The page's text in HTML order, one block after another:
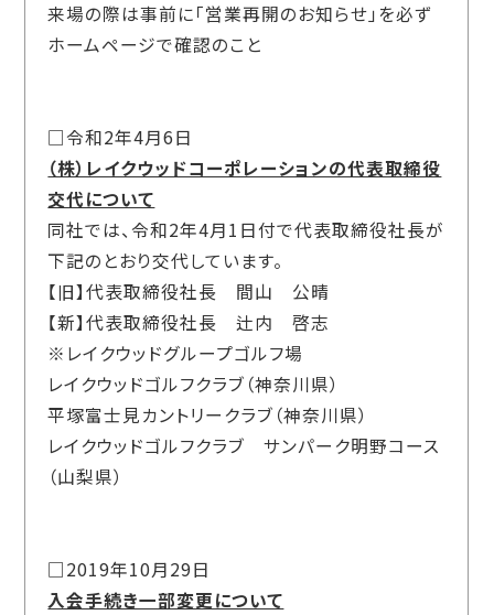
来場の際は事前に「営業再開のお知らせ」を必ず
ホームページで確認のこと
□令和2年4月6日
（株）レイクウッドコーポレーションの代表取締役
交代について
同社では、令和2年4月1日付で代表取締役社長が
下記のとおり交代しています。
【旧】代表取締役社長 間山 公晴
【新】代表取締役社長 辻内 啓志
※レイクウッドグループゴルフ場
レイクウッドゴルフクラブ（神奈川県）
平塚富士見カントリークラブ（神奈川県）
レイクウッドゴルフクラブ サンパーク明野コース
（山梨県）
□2019年10月29日
入会手続き一部変更について